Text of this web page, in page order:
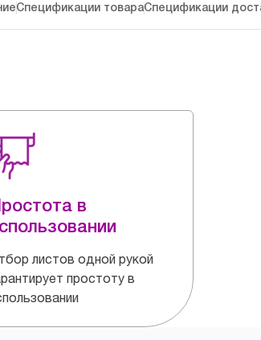
Спецификации товараСпецификации
в
листов одной рукой
простоту в